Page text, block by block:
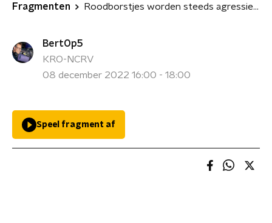
Fragmenten Roodborstjes worden steeds agressiever
BertOp5
KRO-NCRV
08 december 2022 16:00 - 18:00
Speel fragment af